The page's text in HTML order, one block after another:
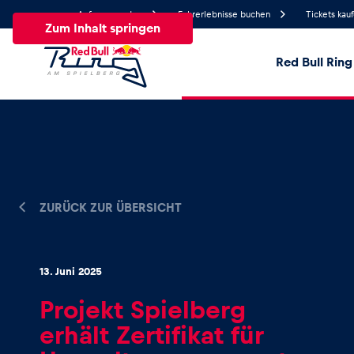
Zum Inhalt springen
Anfrage senden Fahrerlebnisse buchen Tickets
Red Bull Ring
16.6°
ZURÜCK ZUR ÜBERSICHT
13. Juni 2025
Projekt Spielberg
erhält Zertifikat für